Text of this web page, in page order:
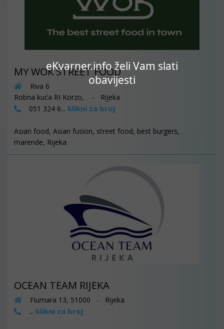
eKvarner.info želi Vam slati
obavijesti
MY WOK STREET FOOD
Riva 6
Robna kuća RI Korzo, - Rijeka
051 324 6... klikni za broj
Asian food, Asian fusion, street food, best burgers,
marende, Rijeka
OCEAN TEAM RIJEKA
Fiumara 13, 51000 - Rijeka
... klikni za broj